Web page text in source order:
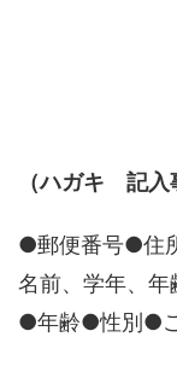
（ハガキ 記入
●郵便番号●住
名前、学年、
●年齢●性別●